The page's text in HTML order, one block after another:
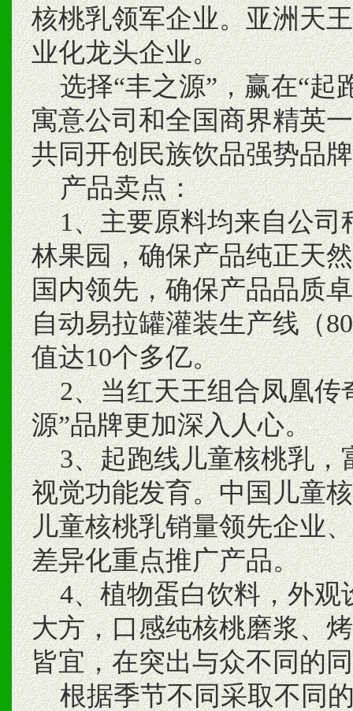
核桃乳领军企业。亚洲天
业化龙头企业。
选择“丰之源”，赢在“起
寓意公司和全国商界精英
共同开创民族饮品强势品
产品卖点：
1、主要原料均来自公司
林果园，确保产品纯正天
国内领先，确保产品品质
自动易拉罐灌装生产线（
值达10个多亿。
2、当红天王组合凤凰传
源”品牌更加深入人心。
3、起跑线儿童核桃乳，
视觉功能发育。中国儿童
儿童核桃乳销量领先企业
差异化重点推广产品。
4、植物蛋白饮料，外观
大方，口感纯核桃磨浆、
皆宜，在突出与众不同的
根据季节不同采取不同的